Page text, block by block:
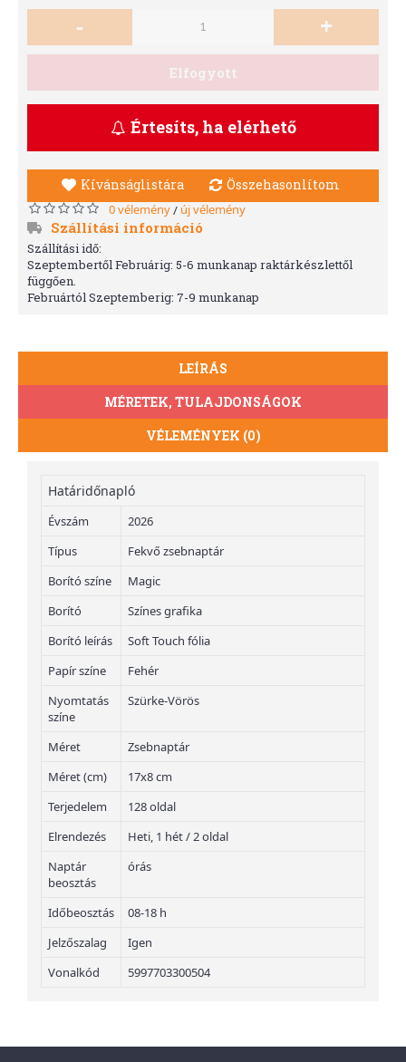
- +
Elfogyott
Értesíts, ha elérhető
Kívánságlistára Összehasonlítom
0 vélemény/ új vélemény
Szállítási információ
Szállítási idő:
Szeptembertől Februárig: 5-6 munkanap raktárkészlettől
függően.
Februártól Szeptemberig: 7-9 munkanap
LEÍRÁS
MÉRETEK, TULAJDONSÁGOK
VÉLEMÉNYEK (0)
Határidőnapló
Évszám
2026
Típus
Fekvő zsebnaptár
Borító színe
Magic
Borító
Színes grafika
Borító leírás
Soft Touch fólia
Papír színe
Fehér
Nyomtatás
színe
Szürke-Vörös
Méret
Zsebnaptár
Méret (cm)
17x8 cm
Terjedelem
128 oldal
Elrendezés
Heti, 1 hét / 2 oldal
Naptár
beosztás
órás
Időbeosztás
08-18 h
Jelzőszalag
Igen
Vonalkód
5997703300504